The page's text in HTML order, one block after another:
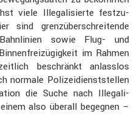
viele Illega­li­sierte festzu­
sind grenz­über­schrei­tende
sowie Flug- und
im Rahmen
beschränkt anlasslos
normale Polizei­dienst­stellen
die Suche nach Illega­li­
also überall begegnen –